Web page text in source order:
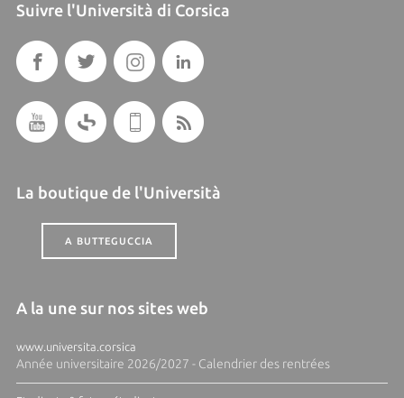
Suivre l'Università di Corsica
La boutique de l'Università
A BUTTEGUCCIA
A la une sur nos sites web
www.universita.corsica
Année universitaire 2026/2027 - Calendrier des rentrées